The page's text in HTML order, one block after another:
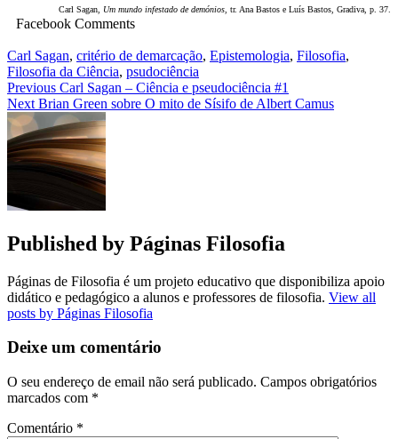
Carl Sagan, Um mundo infestado de demónios , tr. Ana Bastos e Luís Bastos, Gradiva, p. 37.
Facebook Comments
Carl Sagan, critério de demarcação, Epistemologia, Filosofia,
Filosofia da Ciência, psudociência
Navegação
de
artigos
Previous Carl Sagan – Ciência e pseudociência #1
Next Brian Green sobre O mito de Sísifo de Albert Camus
Published by Páginas Filosofia
Páginas de Filosofia é um projeto educativo que disponibiliza apoio
didático e pedagógico a alunos e professores de filosofia. View all
posts by Páginas Filosofia
Deixe um comentário
O seu endereço de email não será publicado. Campos obrigatórios
marcados com *
Comentário *